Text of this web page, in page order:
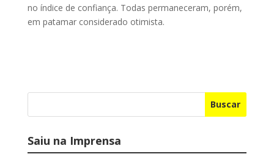
no índice de confiança. Todas permaneceram, porém,
em patamar considerado otimista.
Buscar
Saiu na Imprensa